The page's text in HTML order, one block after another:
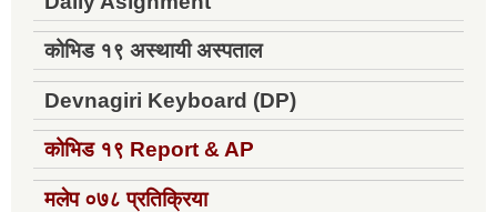
कोभिड १९ अस्थायी अस्पताल
Devnagiri Keyboard (DP)
कोभिड १९ Report & AP
मलेप ०७८ प्रतिक्रिया